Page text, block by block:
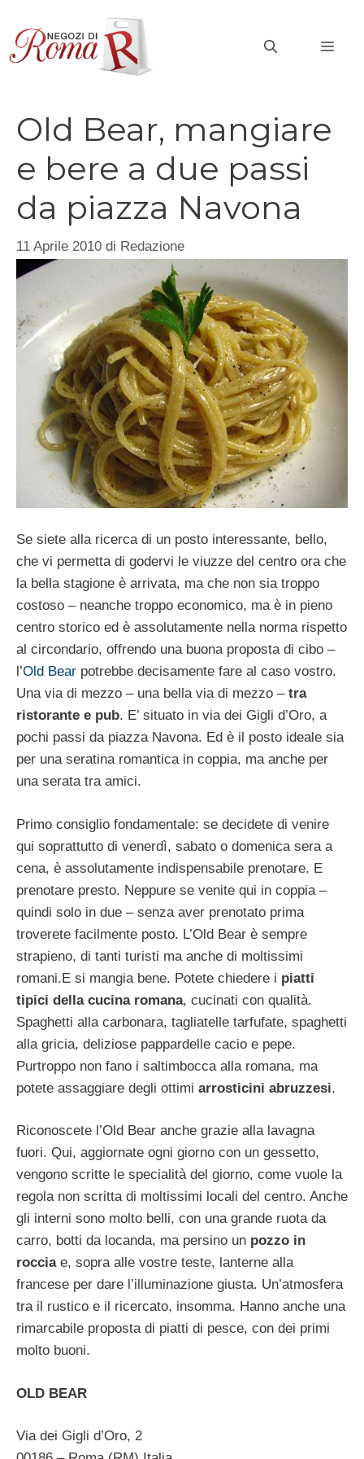
contenuto
Old Bear, mangiare
e bere a due passi
da piazza Navona
11 Aprile 2010 di Redazione
Se siete alla ricerca di un posto interessante, bello,
che vi permetta di godervi le viuzze del centro ora che
la bella stagione è arrivata, ma che non sia troppo
costoso – neanche troppo economico, ma è in pieno
centro storico ed è assolutamente nella norma rispetto
al circondario, offrendo una buona proposta di cibo –
l’Old Bear potrebbe decisamente fare al caso vostro.
Una via di mezzo – una bella via di mezzo – tra
ristorante e pub. E’ situato in via dei Gigli d’Oro, a
pochi passi da piazza Navona. Ed è il posto ideale sia
per una seratina romantica in coppia, ma anche per
una serata tra amici.
Primo consiglio fondamentale: se decidete di venire
qui soprattutto di venerdì, sabato o domenica sera a
cena, è assolutamente indispensabile prenotare. E
prenotare presto. Neppure se venite qui in coppia –
quindi solo in due – senza aver prenotato prima
troverete facilmente posto. L’Old Bear è sempre
strapieno, di tanti turisti ma anche di moltissimi
romani.E si mangia bene. Potete chiedere i piatti
tipici della cucina romana, cucinati con qualità.
Spaghetti alla carbonara, tagliatelle tarfufate, spaghetti
alla gricia, deliziose pappardelle cacio e pepe.
Purtroppo non fano i saltimbocca alla romana, ma
potete assaggiare degli ottimi arrosticini abruzzesi.
Riconoscete l’Old Bear anche grazie alla lavagna
fuori. Qui, aggiornate ogni giorno con un gessetto,
vengono scritte le specialità del giorno, come vuole la
regola non scritta di moltissimi locali del centro. Anche
gli interni sono molto belli, con una grande ruota da
carro, botti da locanda, ma persino un pozzo in
rocciae, sopra alle vostre teste, lanterne alla
francese per dare l’illuminazione giusta. Un’atmosfera
tra il rustico e il ricercato, insomma. Hanno anche una
rimarcabile proposta di piatti di pesce, con dei primi
molto buoni.
OLD BEAR
Via dei Gigli d’Oro, 2